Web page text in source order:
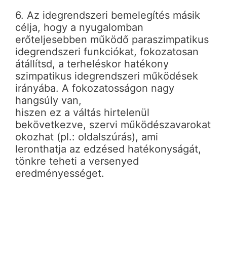
6. Az idegrendszeri bemelegítés másik
célja, hogy a nyugalomban
erőteljesebben működő paraszimpatikus
idegrendszeri funkciókat, fokozatosan
átállítsd, a terheléskor hatékony
szimpatikus idegrendszeri működések
irányába. A fokozatosságon nagy
hangsúly van,
hiszen ez a váltás hirtelenül
bekövetkezve, szervi működészavarokat
okozhat (pl.: oldalszúrás), ami
leronthatja az edzésed hatékonyságát,
tönkre teheti a versenyed
eredményességet.